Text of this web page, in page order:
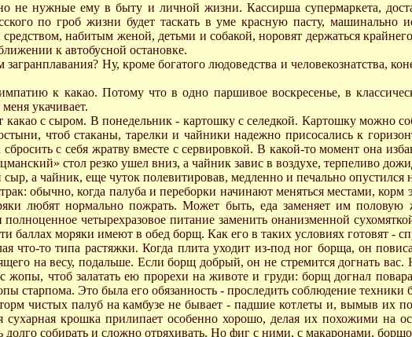
не нужные ему в быту и личной жизни. Кассирша супермаркета,
по гроб жизни будет таскать в уме красную пасту, машинально
набитым женой, детьми и собакой, норовят держаться
к автобусной остановке.
Ну, кроме богатого людоведства и человекознатства,
к какао. Потому что в одно паршивое воскресенье, в
укачивает.
какао с сыром. В понедельник - картошку с селедкой. Картошку можно
чтоб стаканы, тарелки и чайники надежно присосались к
с себя жратву вместе с сервировкой. В какой-то момент она
стол резко ушел вниз, а чайник завис в воздухе, терпеливо
а чайник, еще чуток полевитировав, медленно и печально
обычно, когда палуба и переборки начинают меняться местами,
любят нормально пожрать. Может быть, еда заменяет им половую
четырехразовое питание заменить онанизменной
моряки имеют в обед борщ. Как его в таких условиях готовят -
что-то типа растяжки. Когда плита уходит из-под ног борща, он
на весу, подальше. Если борщ добрый, он не стремится догнать
чтоб залатать ею прорехи на животе и груди: борщ догнал
старпома. Это была его обязанность - проследить соблюдение техники
чистых палуб на камбузе не бывает - падшие котлеты и, вымыв их
крошка прилипает особенно хорошо, делая их похожими на
собирать и сложно отряхивать. Но фиг с ними, с макаронами,